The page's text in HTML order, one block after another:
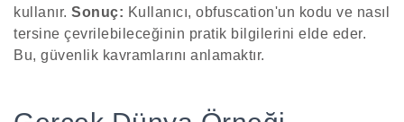
kullanır. Sonuç: Kullanıcı, obfuscation'un kodu ve nasıl
tersine çevrilebileceğinin pratik bilgilerini elde eder.
Bu, güvenlik kavramlarını anlamaktır.